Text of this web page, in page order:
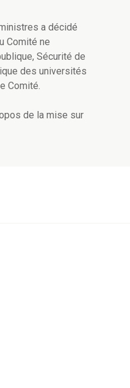
a décidé
Comité ne
Sécurité de
des universités
Comité.
de la mise sur